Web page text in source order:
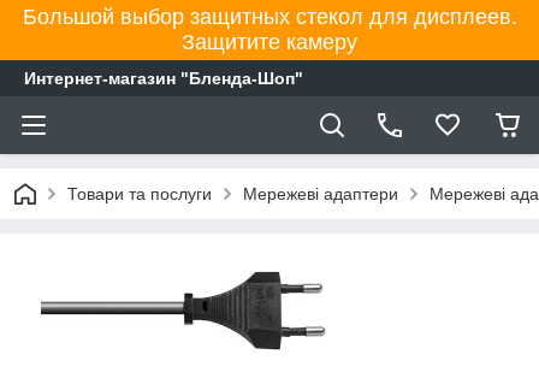
Большой выбор защитных стекол для дисплеев.
Защитите камеру
Интернет-магазин "Бленда-Шоп"
Товари та послуги Мережеві адаптери Мережеві